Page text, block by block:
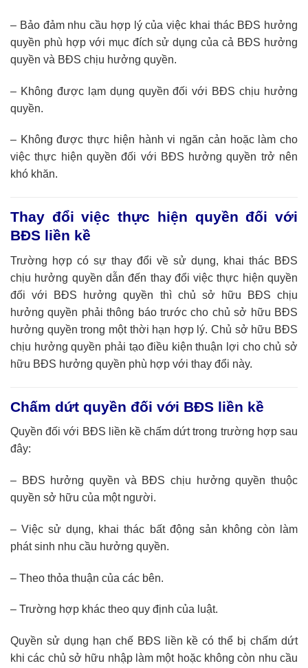
– Bảo đảm nhu cầu hợp lý của việc khai thác BĐS hưởng
quyền phù hợp với mục đích sử dụng của cả BĐS hưởng
quyền và BĐS chịu hưởng quyền.
– Không được lạm dụng quyền đối với BĐS chịu hưởng
quyền.
– Không được thực hiện hành vi ngăn cản hoặc làm cho
việc thực hiện quyền đối với BĐS hưởng quyền trở nên
khó khăn.
Thay đổi việc thực hiện quyền đối với
BĐS liền kề
Trường hợp có sự thay đổi về sử dụng, khai thác BĐS
chịu hưởng quyền dẫn đến thay đổi việc thực hiện quyền
đối với BĐS hưởng quyền thì chủ sở hữu BĐS chịu
hưởng quyền phải thông báo trước cho chủ sở hữu BĐS
hưởng quyền trong một thời hạn hợp lý. Chủ sở hữu BĐS
chịu hưởng quyền phải tạo điều kiện thuận lợi cho chủ sở
hữu BĐS hưởng quyền phù hợp với thay đổi này.
Chấm dứt quyền đối với BĐS liền kề
Quyền đối với BĐS liền kề chấm dứt trong trường hợp sau
đây:
– BĐS hưởng quyền và BĐS chịu hưởng quyền thuộc
quyền sở hữu của một người.
– Việc sử dụng, khai thác bất động sản không còn làm
phát sinh nhu cầu hưởng quyền.
– Theo thỏa thuận của các bên.
– Trường hợp khác theo quy định của luật.
Quyền sử dụng hạn chế BĐS liền kề có thể bị chấm dứt
khi các chủ sở hữu nhập làm một hoặc không còn nhu cầu